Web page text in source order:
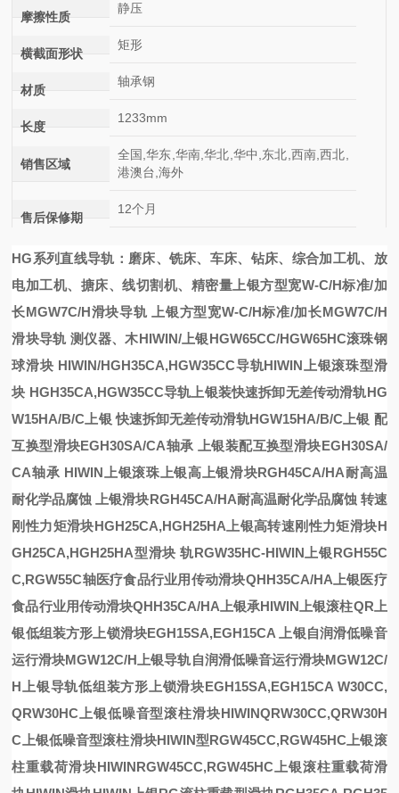
摩擦性质
静压
横截面形状
矩形
材质
轴承钢
长度
1233mm
销售区域
全国,华东,华南,华北,华中,东北,西南,西北,
港澳台,海外
售后保修期
12个月
HG系列直线导轨：磨床、铣床、车床、钻床、综合加工机、放
电加工机、搪床、线切割机、精密量 上银方型宽W-C/H标准/加
长MGW7C/H滑块导轨
上银方型宽W-C/H标准/加长MGW7C/H
滑块导轨 测仪器、木HIWIN/上银HGW65CC/HGW65HC滚珠钢
球滑块 HIWIN/HGH35CA,HGW35CC导轨HIWIN上银滚珠型滑
块 HGH35CA,HGW35CC导轨 上银装快速拆卸无差传动滑轨HG
W15HA/B/C上银 快速拆卸无差传动滑轨HGW15HA/B/C上银 配
互换型滑块EGH30SA/CA轴承
上银装配互换型滑块EGH30SA/
CA轴承 HIWIN上银滚珠 上银高 上银滑块RGH45CA/HA耐高温
耐化学品腐蚀
上银滑块RGH45CA/HA耐高温耐化学品腐蚀 转速
刚性力矩滑块HGH25CA,HGH25HA 上银高转速刚性力矩滑块H
GH25CA,HGH25HA型滑块 轨RGW35HC-HIWIN上银RGH55C
C,RGW55C轴医疗食品行业用传动滑块QHH35CA/HA上银医疗
食品行业用传动滑块QHH35CA/HA上银承HIWIN上银滚柱QR 上
银低组装方形上锁滑块EGH15SA,EGH15CA
上银自润滑低噪音
运行滑块MGW12C/H上银导轨自润滑低噪音运行滑块MGW12C/
H上银导轨低组装方形上锁滑块EGH15SA,EGH15CAW30CC,
QRW30HC上银低噪音型滚柱滑块HIWINQRW30CC,QRW30H
C上银低噪音型滚柱滑块HIWIN型RGW45CC,RGW45HC上银滚
柱重载荷滑块HIWINRGW45CC,RGW45HC上银滚柱重载荷滑